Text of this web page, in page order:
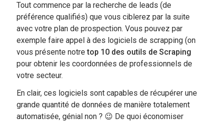
Tout commence par la recherche de leads (de
préférence qualifiés) que vous ciblerez par la suite
avec votre plan de prospection. Vous pouvez par
exemple faire appel à des logiciels de scrapping (on
vous présente notretop 10 des outils de Scraping
pour obtenir les coordonnées de professionnels de
votre secteur.
En clair, ces logiciels sont capables de récupérer une
grande quantité de données de manière totalement
automatisée, génial non ? 😉 De quoi économiser